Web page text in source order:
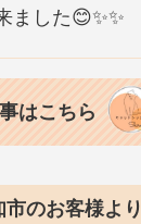
ました😊✨✨
はこちら
市のお客様より